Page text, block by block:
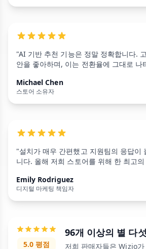
"AI 기반 추천 기능은 정말 정확합니다.
안을 좋아하며, 이는 전환율에 그대로 나
Michael Chen
스토어 소유자
"설치가 매우 간편했고 지원팀의 응답이
니다. 올해 저희 스토어를 위해 한 최고
Emily Rodriguez
디지털 마케팅 책임자
5.0 평점
96개 이상의 별 다
저희 판매자들은 Wizio